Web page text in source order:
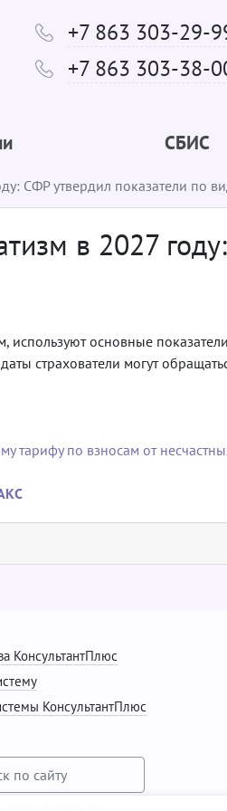
+7 863 303-29-
+7 863 303-38-
СБИС
СФР утвердил показатели по
в 2027
используют основные
страхователи могут
тарифу по взносам от
КонсультантПлюс
КонсультантПлюс